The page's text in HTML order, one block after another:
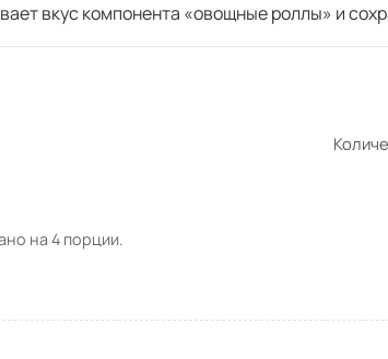
вкус компонента «овощные роллы» и
на 4 порции.